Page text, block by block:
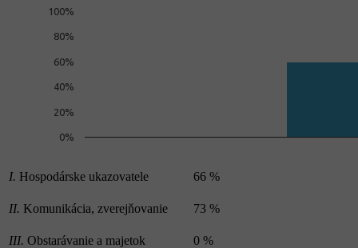
0%
20%
40%
60%
80%
100%
I. Hospodárske ukazovatele 66 %
II. Komunikácia, zverejňovanie 73 %
III. Obstarávanie a majetok 0 %